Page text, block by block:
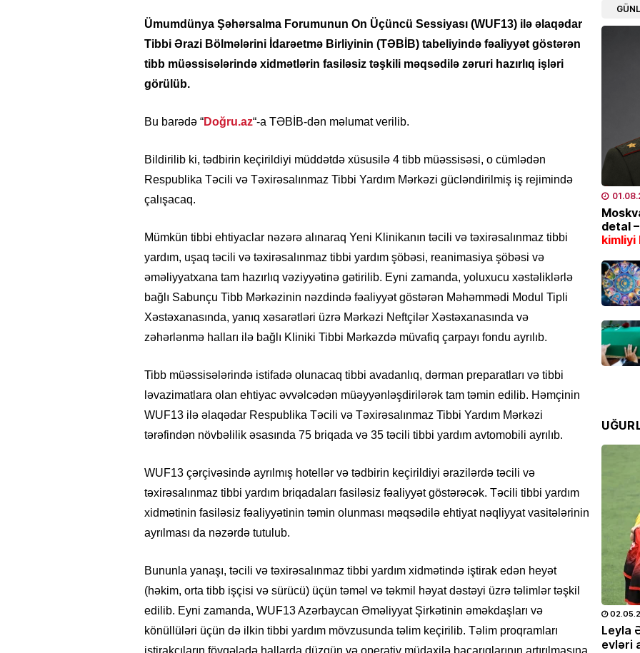
Ümumdünya Şəhərsalma Forumunun On Üçüncü Sessiyası (WUF13) ilə əlaqədar
Tibbi Ərazi Bölmələrini İdarəetmə Birliyinin (TƏBİB) tabeliyində fəaliyyət göstərən
tibb müəssisələrində xidmətlərin fasiləsiz təşkili məqsədilə zəruri hazırlıq işləri
görülüb.
Bu barədə “Doğru.az“-a TƏBİB-dən məlumat verilib.
Bildirilib ki, tədbirin keçirildiyi müddətdə xüsusilə 4 tibb müəssisəsi, o cümlədən
Respublika Təcili və Təxirəsalınmaz Tibbi Yardım Mərkəzi gücləndirilmiş iş rejimində
çalışacaq.
Mümkün tibbi ehtiyaclar nəzərə alınaraq Yeni Klinikanın təcili və təxirəsalınmaz tibbi
yardım, uşaq təcili və təxirəsalınmaz tibbi yardım şöbəsi, reanimasiya şöbəsi və
əməliyyatxana tam hazırlıq vəziyyətinə gətirilib. Eyni zamanda, yoluxucu xəstəliklərlə
bağlı Sabunçu Tibb Mərkəzinin nəzdində fəaliyyət göstərən Məhəmmədi Modul Tipli
Xəstəxanasında, yanıq xəsarətləri üzrə Mərkəzi Neftçilər Xəstəxanasında və
zəhərlənmə halları ilə bağlı Kliniki Tibbi Mərkəzdə müvafiq çarpayı fondu ayrılıb.
Tibb müəssisələrində istifadə olunacaq tibbi avadanlıq, dərman preparatları və tibbi
ləvazimatlara olan ehtiyac əvvəlcədən müəyyənləşdirilərək tam təmin edilib. Həmçinin
WUF13 ilə əlaqədar Respublika Təcili və Təxirəsalınmaz Tibbi Yardım Mərkəzi
tərəfindən növbəlilik əsasında 75 briqada və 35 təcili tibbi yardım avtomobili ayrılıb.
WUF13 çərçivəsində ayrılmış hotellər və tədbirin keçirildiyi ərazilərdə təcili və
təxirəsalınmaz tibbi yardım briqadaları fasiləsiz fəaliyyət göstərəcək. Təcili tibbi yardım
xidmətinin fasiləsiz fəaliyyətinin təmin olunması məqsədilə ehtiyat nəqliyyat vasitələrinin
ayrılması da nəzərdə tutulub.
Bununla yanaşı, təcili və təxirəsalınmaz tibbi yardım xidmətində iştirak edən heyət
(həkim, orta tibb işçisi və sürücü) üçün təməl və təkmil həyat dəstəyi üzrə təlimlər təşkil
edilib. Eyni zamanda, WUF13 Azərbaycan Əməliyyat Şirkətinin əməkdaşları və
könüllüləri üçün də ilkin tibbi yardım mövzusunda təlim keçirilib. Təlim proqramları
iştirakçıların fövqəladə hallarda düzgün və operativ müdaxilə bacarıqlarının artırılmasına
xəstə
2006-
olundu
HADISƏ
detal
kimliyi
15.02.2026- 18:49 1026
Leyla Əliyeva babasının doğum
gününü belə qeyd etdi –FOTO
25.05.2026- 10:28 720
Leyla Əliyeva və Alyona Əliyeva
Müstəqillik Gününə həsr olunmuş
Leyla
evləri